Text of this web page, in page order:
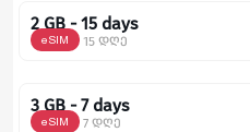
2 GB - 15 days
eSIM 15 დღე
3 GB - 7 days
eSIM 7 დღე